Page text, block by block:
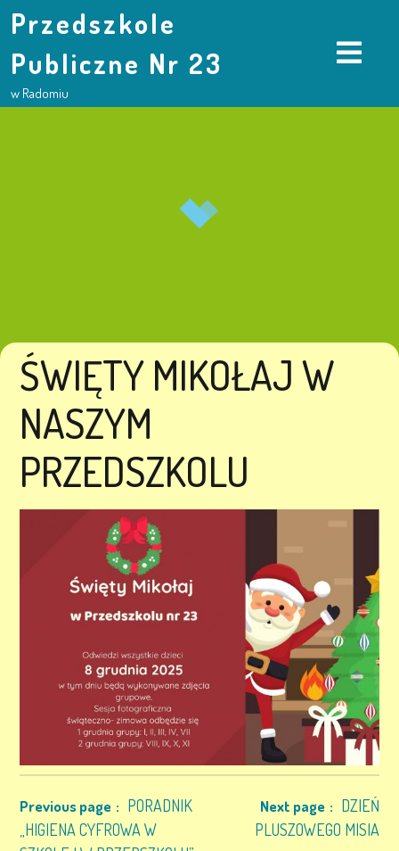
Przedszkole
Publiczne Nr 23
w Radomiu
ŚWIĘTY MIKOŁAJ W
NASZYM
PRZEDSZKOLU
Previous page
PORADNIK
„HIGIENA CYFROWA W
Next page
DZIEŃ
PLUSZOWEGO MISIA